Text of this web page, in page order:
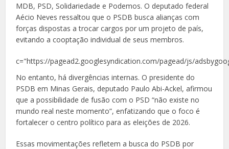
MDB, PSD, Solidariedade e Podemos. O deputado federal
Aécio Neves ressaltou que o PSDB busca alianças com
forças dispostas a trocar cargos por um projeto de país,
evitando a cooptação individual de seus membros.
c="https://pagead2.googlesyndication.com/pagead/js/
No entanto, há divergências internas. O presidente do
PSDB em Minas Gerais, deputado Paulo Abi-Ackel, afirmou
que a possibilidade de fusão com o PSD “não existe no
mundo real neste momento”, enfatizando que o foco é
fortalecer o centro político para as eleições de 2026.
Essas movimentações refletem a busca do PSDB por